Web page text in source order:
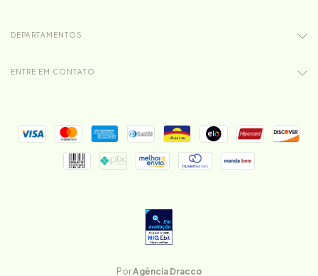
DEPARTAMENTOS
ENTRE EM CONTATO
PorAgência Dracco